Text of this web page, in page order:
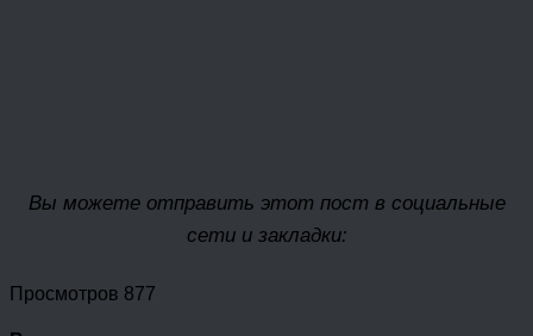
Вы можете отправить этот пост в социальные
сети и закладки:
Просмотров 877